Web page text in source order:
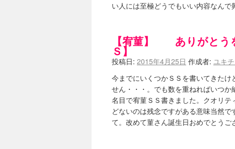
い人には至極どうでもいい内容なんで
【宥菫】 ありがとう
Ｓ】
投稿日: 2015年4月25日 作成者: ユキ
今までにいくつかＳＳを書いてきたけ
せん・・・。でも数を重ねればいつか
名目で宥菫ＳＳ書きました。クオリ
どないのは残念ですがある意味当然
て。改めて菫さん誕生日おめでとうご